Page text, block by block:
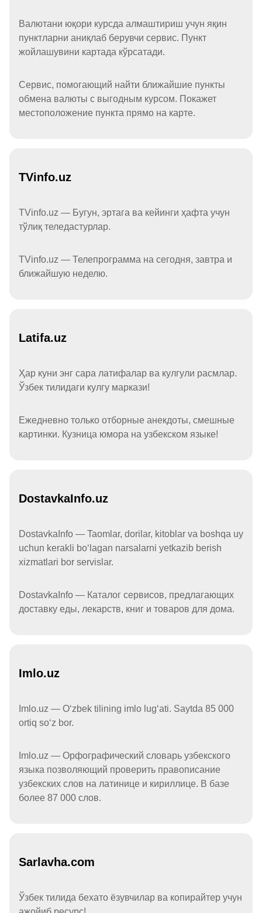
Валютани юқори курсда алмаштириш учун яқин
пунктларни аниқлаб берувчи сервис. Пункт
жойлашувини картада кўрсатади.
Сервис, помогающий найти ближайшие пункты
обмена валюты с выгодным курсом. Покажет
местоположение пункта прямо на карте.
TVinfo.uz
TVinfo.uz — Бугун, эртага ва кейинги ҳафта учун
тўлиқ теледастурлар.
TVinfo.uz — Телепрограмма на сегодня, завтра и
ближайшую неделю.
Latifa.uz
Ҳар куни энг сара латифалар ва кулгули расмлар.
Ўзбек тилидаги кулгу маркази!
Ежедневно только отборные анекдоты, смешные
картинки. Кузница юмора на узбекском языке!
DostavkaInfo.uz
DostavkaInfo — Taomlar, dorilar, kitoblar va boshqa uy
uchun kerakli boʻlagan narsalarni yetkazib berish
xizmatlari bor servislar.
DostavkaInfo — Каталог сервисов, предлагающих
доставку еды, лекарств, книг и товаров для дома.
Imlo.uz
Imlo.uz — Oʻzbek tilining imlo lugʻati. Saytda 85 000
ortiq soʻz bor.
Imlo.uz — Орфографический словарь узбекского
языка позволяющий проверить правописание
узбекских слов на латинице и кириллице. В базе
более 87 000 слов.
Sarlavha.com
Ўзбек тилида бехато ёзувчилар ва копирайтер учун